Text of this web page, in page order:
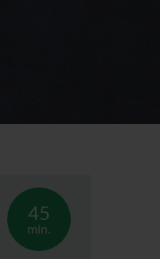
45
min.